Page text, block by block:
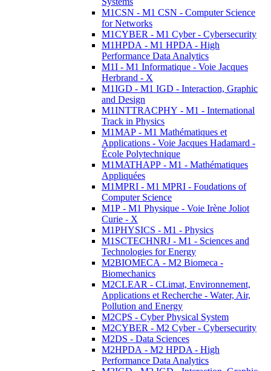
M1CSN - M1 CSN - Computer Science
for Networks
M1CYBER - M1 Cyber - Cybersecurity
M1HPDA - M1 HPDA - High
Performance Data Analytics
M1I - M1 Informatique - Voie Jacques
Herbrand - X
M1IGD - M1 IGD - Interaction, Graphic
and Design
M1INTTRACPHY - M1 - International
Track in Physics
M1MAP - M1 Mathématiques et
Applications - Voie Jacques Hadamard -
École Polytechnique
M1MATHAPP - M1 - Mathématiques
Appliquées
M1MPRI - M1 MPRI - Foudations of
Computer Science
M1P - M1 Physique - Voie Irène Joliot
Curie - X
M1PHYSICS - M1 - Physics
M1SCTECHNRJ - M1 - Sciences and
Technologies for Energy
M2BIOMECA - M2 Biomeca -
Biomechanics
M2CLEAR - CLimat, Environnement,
Applications et Recherche - Water, Air,
Pollution and Energy
M2CPS - Cyber Physical System
M2CYBER - M2 Cyber - Cybersecurity
M2DS - Data Sciences
M2HPDA - M2 HPDA - High
Performance Data Analytics